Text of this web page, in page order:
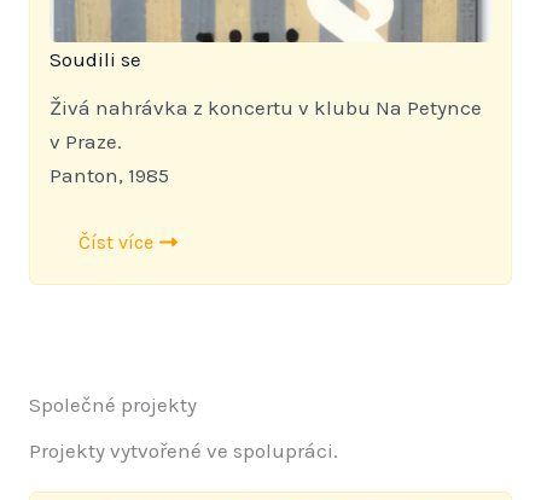
Soudili se
Živá nahrávka z koncertu v klubu Na Petynce
v Praze.
Panton, 1985
Číst více
Společné projekty
Projekty vytvořené ve spolupráci.